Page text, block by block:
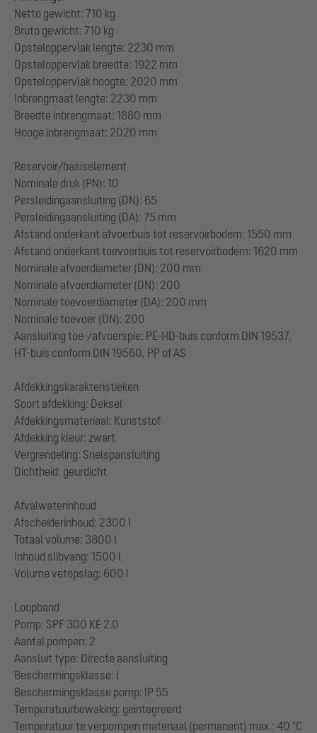
Netto gewicht: 710 kg
Bruto gewicht: 710 kg
Opsteloppervlak lengte: 2230 mm
Opsteloppervlak breedte: 1922 mm
Opsteloppervlak hoogte: 2020 mm
Inbrengmaat lengte: 2230 mm
Breedte inbrengmaat: 1880 mm
Hooge inbrengmaat: 2020 mm
Reservoir/basiselement
Nominale druk (PN): 10
Persleidingaansluiting (DN): 65
Persleidingaansluiting (DA): 75 mm
Afstand onderkant afvoerbuis tot reservoirbodem: 1550 mm
Afstand onderkant toevoerbuis tot reservoirbodem: 1620 mm
Nominale afvoerdiameter (DN): 200 mm
Nominale afvoerdiameter (DN): 200
Nominale toevoerdiameter (DA): 200 mm
Nominale toevoer (DN): 200
Aansluiting toe-/afvoerspie: PE-HD-buis conform DIN 19537,
HT-buis conform DIN 19560, PP of AS
Afdekkingskarakteristieken
Soort afdekking: Deksel
Afdekkingsmateriaal: Kunststof
Afdekking kleur: zwart
Vergrendeling: Snelspansluiting
Dichtheid: geurdicht
Afvalwaterinhoud
Afscheiderinhoud: 2300 l
Totaal volume: 3800 l
Inhoud slibvang: 1500 l
Volume vetopslag: 600 l
Loopband
Pomp: SPF 300 KE 2.0
Aantal pompen: 2
Aansluit type: Directe aansluiting
Beschermingsklasse: I
Beschermingsklasse pomp: IP 55
Temperatuurbewaking: geïntegreerd
Temperatuur te verpompen materiaal (permanent) max.: 40 °C